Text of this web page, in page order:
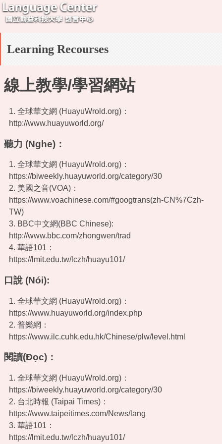
Learning Recourses
線上教學/學習網站
1. 全球華文網 (HuayuWrold.org)：
http://www.huayuworld.org/
聽力 (Nghe)：
1. 全球華文網 (HuayuWrold.org)：
https://biweekly.huayuworld.org/category/30
2. 美國之音(VOA)：
https://www.voachinese.com/#googtrans(zh-CN%7Czh-
TW)
3. BBC中文網(BBC Chinese):
http://www.bbc.com/zhongwen/trad
4. 華語101：
https://lmit.edu.tw/lczh/huayu101/
口說 (Nói):
1. 全球華文網 (HuayuWrold.org)：
https://www.huayuworld.org/index.php
2. 普樂網：
https://www.ilc.cuhk.edu.hk/Chinese/plw/level.html
閱讀(Đọc)：
1. 全球華文網 (HuayuWrold.org)：
https://biweekly.huayuworld.org/category/30
2. 台北時報 (Taipai Times)：
https://www.taipeitimes.com/News/lang
3. 華語101：
https://lmit.edu.tw/lczh/huayu101/